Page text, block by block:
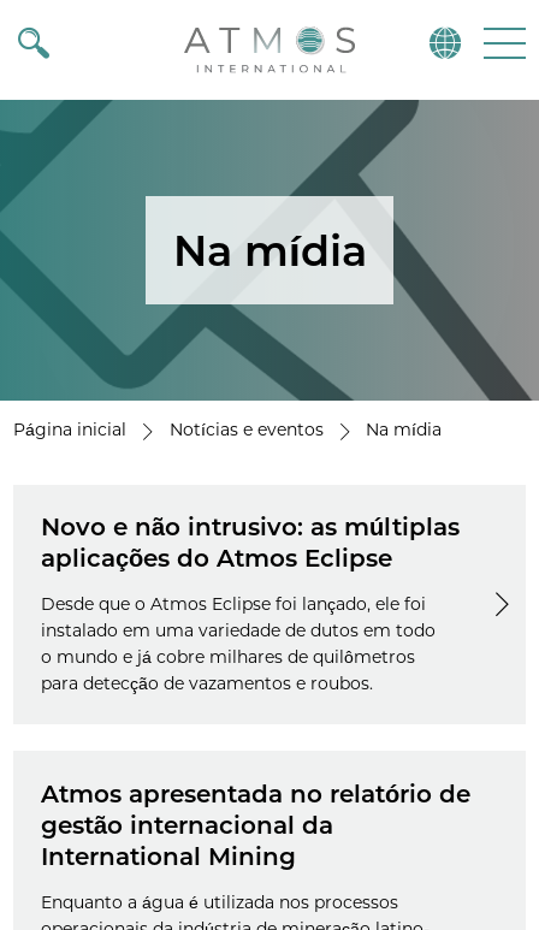
Atmos
Na mídia
Página inicial Notícias e eventos Na mídia
Novo e não intrusivo: as múltiplas
aplicações do Atmos Eclipse
Desde que o Atmos Eclipse foi lançado, ele foi
instalado em uma variedade de dutos em todo
o mundo e já cobre milhares de quilômetros
para detecção de vazamentos e roubos.
Atmos apresentada no relatório de
gestão internacional da
International Mining
Enquanto a água é utilizada nos processos